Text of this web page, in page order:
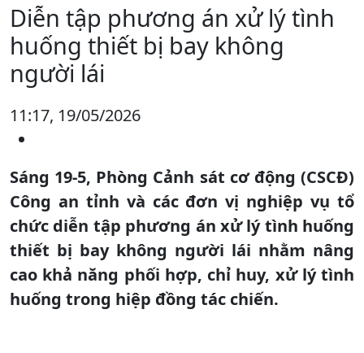
Diễn tập phương án xử lý tình
huống thiết bị bay không
người lái
11:17, 19/05/2026
Sáng 19-5, Phòng Cảnh sát cơ động (CSCĐ)
Công an tỉnh và các đơn vị nghiệp vụ tổ
chức diễn tập phương án xử lý tình huống
thiết bị bay không người lái nhằm nâng
cao khả năng phối hợp, chỉ huy, xử lý tình
huống trong hiệp đồng tác chiến.